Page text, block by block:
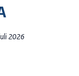
2026